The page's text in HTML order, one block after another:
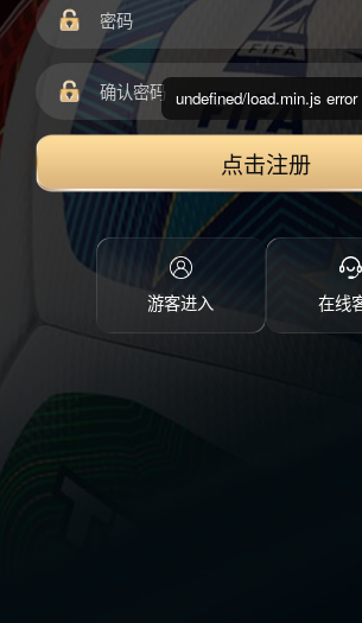
点击注册
游客进入 在线
undefined/load.min.js error